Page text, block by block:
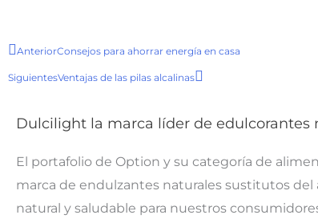
Prev
AnteriorConsejos para ahorrar energía en casa
SiguientesVentajas de las pilas alcalinas
Next
Dulcilight la marca líder de edulcorantes
El portafolio de Option y su categoría de
marca de endulzantes naturales sustitutos
natural y saludable para nuestros